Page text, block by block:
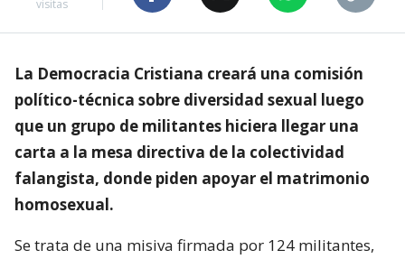
visitas
La Democracia Cristiana creará una comisión
político-técnica sobre diversidad sexual luego
que un grupo de militantes hiciera llegar una
carta a la mesa directiva de la colectividad
falangista, donde piden apoyar el matrimonio
homosexual.
Se trata de una misiva firmada por 124 militantes,